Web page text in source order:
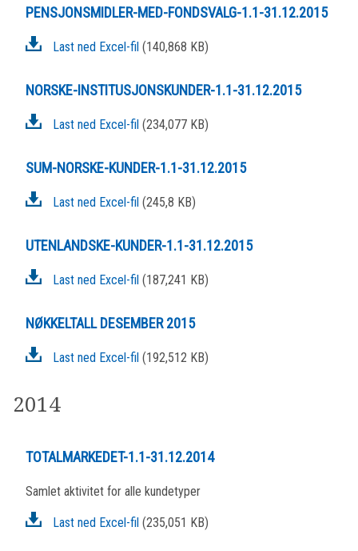
PENSJONSMIDLER-MED-FONDSVALG-1.1-31.12.2015
Last ned Excel-fil (140,868 KB)
NORSKE-INSTITUSJONSKUNDER-1.1-31.12.2015
Last ned Excel-fil (234,077 KB)
SUM-NORSKE-KUNDER-1.1-31.12.2015
Last ned Excel-fil (245,8 KB)
UTENLANDSKE-KUNDER-1.1-31.12.2015
Last ned Excel-fil (187,241 KB)
NØKKELTALL DESEMBER 2015
Last ned Excel-fil (192,512 KB)
2014
TOTALMARKEDET-1.1-31.12.2014
Samlet aktivitet for alle kundetyper
Last ned Excel-fil (235,051 KB)